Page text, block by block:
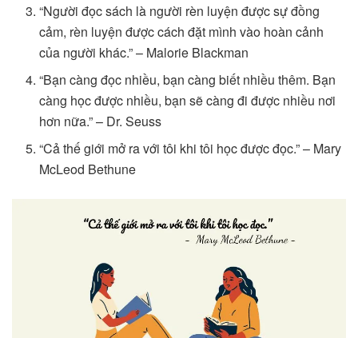
“Người đọc sách là người rèn luyện được sự đồng
cảm, rèn luyện được cách đặt mình vào hoàn cảnh
của người khác.” – Malorie Blackman
“Bạn càng đọc nhiều, bạn càng biết nhiều thêm. Bạn
càng học được nhiều, bạn sẽ càng đi được nhiều nơi
hơn nữa.” – Dr. Seuss
“Cả thế giới mở ra với tôi khi tôi học được đọc.” – Mary
McLeod Bethune